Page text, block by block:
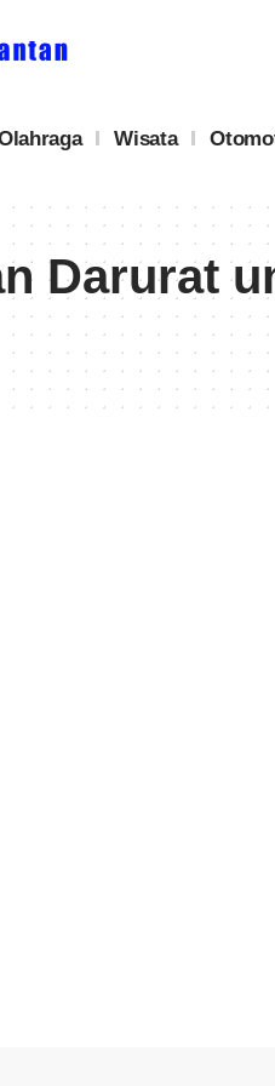
Wisata
Darurat